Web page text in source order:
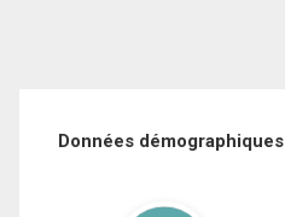
Données démographiques